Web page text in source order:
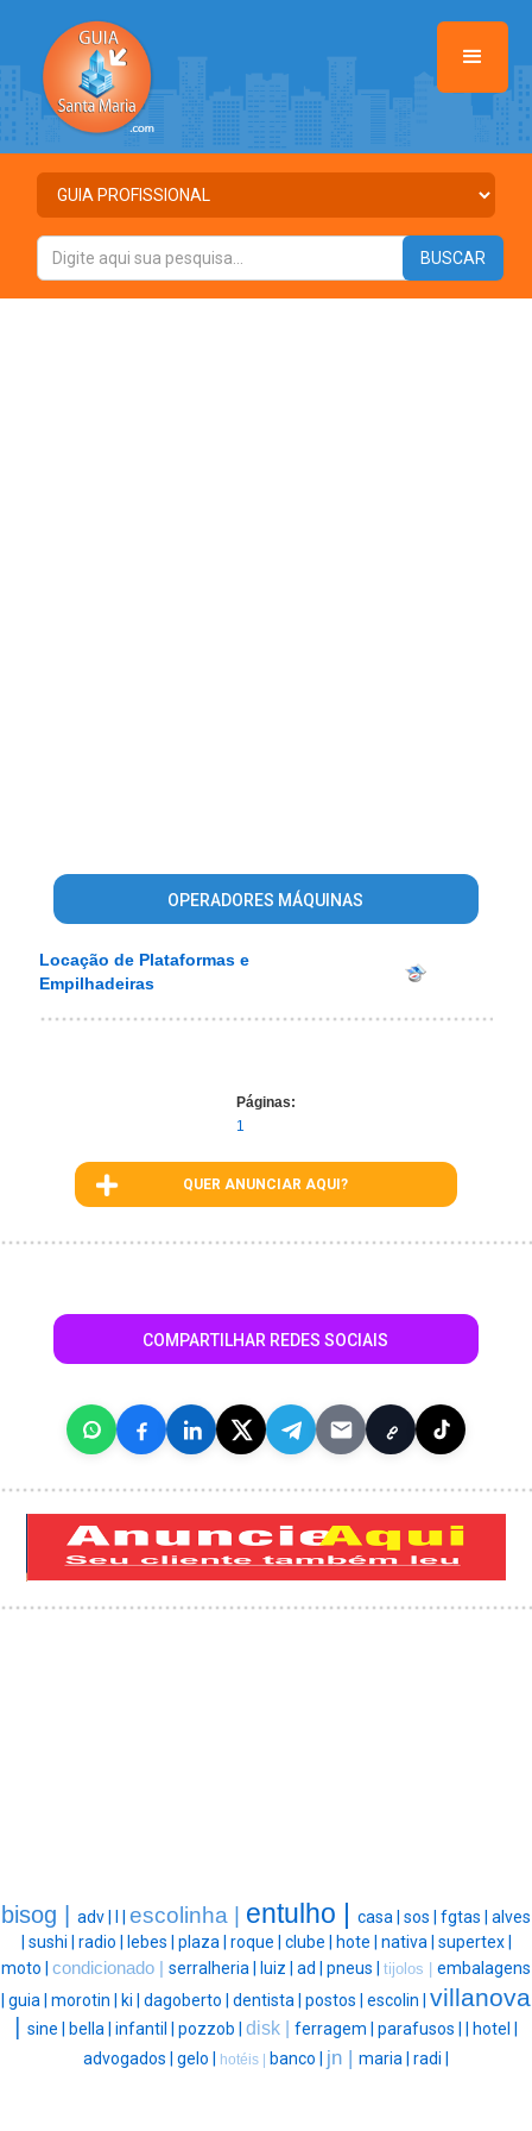
OPERADORES MÁQUINAS
Locação de Plataformas e
Empilhadeiras
Páginas:
1
QUER ANUNCIAR AQUI?
COMPARTILHAR REDES SOCIAIS
bisog | adv | escolinha | entulho | casa | sos | fgtas | alves
sushi | radio | lebes | plaza | roque | clube | hote | nativa | supertex |
moto | condicionado | serralheria | luiz | ad | pneus | tijolos | embalagens
guia | morotin | ki | dagoberto | dentista | postos | escolin | villanova
| sine | bella | infantil | pozzob | disk | ferragem | parafusos |
hotel |
advogados | gelo | hotéis | banco | jn | maria | radi |